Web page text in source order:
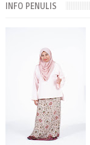
INFO PENULIS